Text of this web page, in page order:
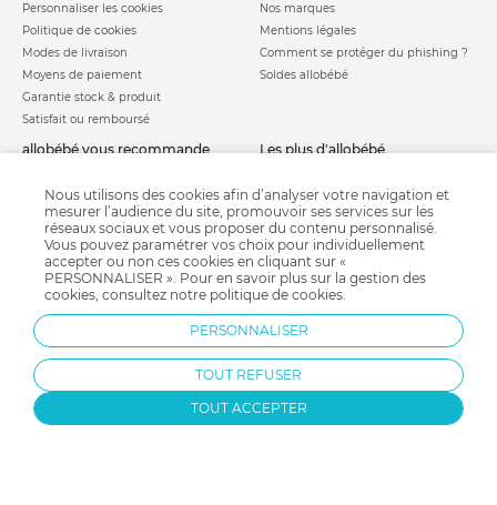
Personnaliser les cookies
Politique de cookies
Modes de livraison
Moyens de paiement
Garantie stock & produit
Satisfait ou remboursé
Nos marques
Mentions légales
Comment se protéger du phishing ?
Soldes allobébé
allobébé vous recommande
Nos labels
Nos licences
Besoin d'aide ?
FAQ
les plus d'allobébé
Infos conseils
Jeux concours
Valise de maternité
Parrainage
Paiement sécurisé
Charte qualité
Nous utilisons des cookies afin d’analyser votre navigation et
mesurer l’audience du site, promouvoir ses services sur les
réseaux sociaux et vous proposer du contenu personnalisé.
Vous pouvez paramétrer vos choix pour individuellement
accepter ou non ces cookies en cliquant sur «
PERSONNALISER ». Pour en savoir plus sur la gestion des
cookies, consultez notre politique de cookies.
PERSONNALISER
TOUT REFUSER
TOUT ACCEPTER